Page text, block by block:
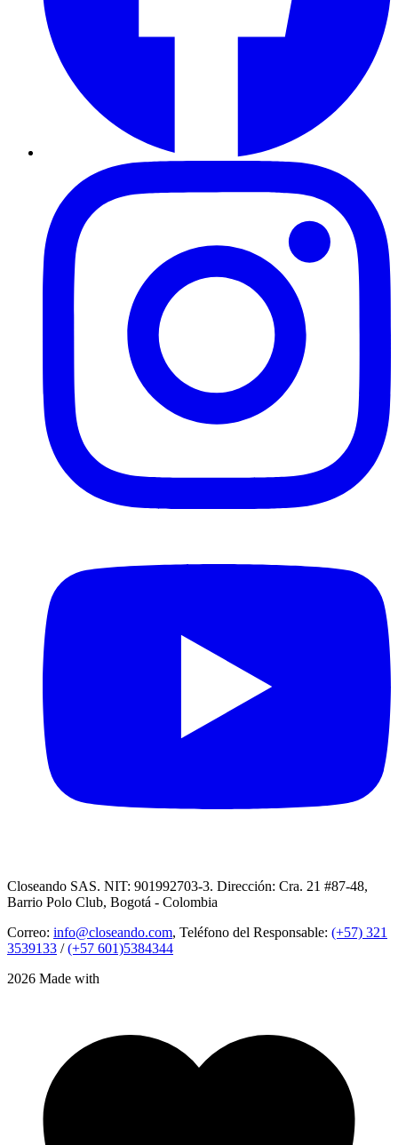
Closeando SAS. NIT: 901992703-3. Dirección: Cra. 21 #87-48,
Barrio Polo Club, Bogotá - Colombia
Correo: info@closeando.com, Teléfono del Responsable: (+57) 321
3539133 /(+57 601)5384344
2026 Made with